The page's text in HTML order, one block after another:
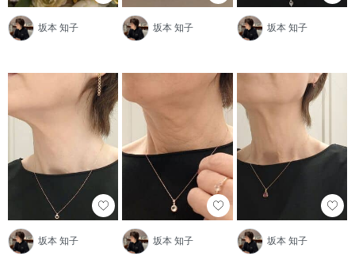
坂本 知子 坂本 知子 坂本 知子
坂本 知子 坂本 知子 坂本 知子